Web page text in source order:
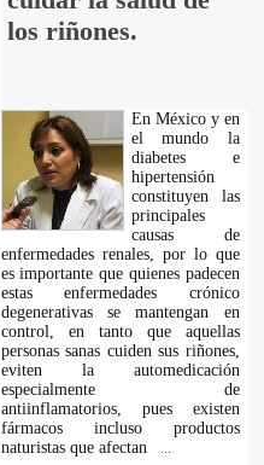
los riñones.
En México y en
el mundo la
diabetes e
hipertensión
constituyen las
principales
causas de
enfermedades renales, por lo que
es importante que quienes padecen
estas enfermedades crónico
degenerativas se mantengan en
control, en tanto que aquellas
personas sanas cuiden sus riñones,
eviten la automedicación
especialmente de
antiinflamatorios, pues existen
fármacos incluso productos
naturistas que afectan